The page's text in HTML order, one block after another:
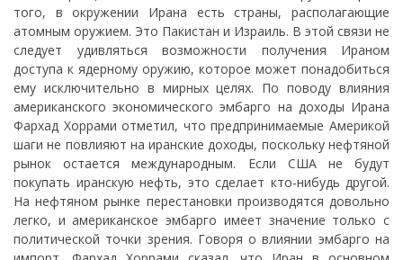
того, в окружении Ирана есть страны, располагающие
атомным оружием. Это Пакистан и Израиль. В этой связи не
следует удивляться возможности получения Ираном
доступа к ядерному оружию, которое может понадобиться
ему исключительно в мирных целях. По поводу влияния
американского экономического эмбарго на доходы Ирана
Фархад Хоррами отметил, что предпринимаемые Америкой
шаги не повлияют на иранские доходы, поскольку нефтяной
рынок остается международным. Если США не будут
покупать иранскую нефть, это сделает кто-нибудь другой.
На нефтяном рынке перестановки производятся довольно
легко, и американское эмбарго имеет значение только с
политической точки зрения. Говоря о влиянии эмбарго на